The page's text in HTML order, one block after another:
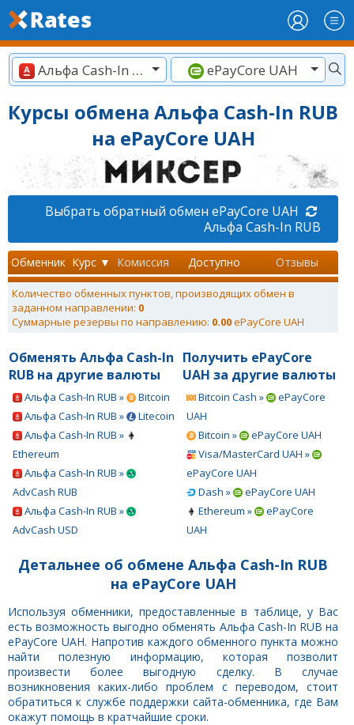
Альфа Cash-In RUB ePayCore UAH
Курсы обмена Альфа Cash-In RUB
на ePayCore UAH
Выбрать обратный обмен ePayCore UAH
Альфа Cash-In RUB
Обменник Курс ▼ Комиссия Доступно Отзывы
Количество обменных пунктов, производящих обмен в
заданном направлении: 0
Суммарные резервы по направлению: 0.00ePayCore UAH
Обменять Альфа Cash-In
RUB на другие валюты
Альфа Cash-In RUB »
Bitcoin
Альфа Cash-In RUB »
Litecoin
Альфа Cash-In RUB »
Ethereum
Альфа Cash-In RUB »
AdvCash RUB
Альфа Cash-In RUB »
AdvCash USD
Получить ePayCore
UAH за другие валюты
Bitcoin Cash »
ePayCore
UAH
Bitcoin »
ePayCore UAH
Visa/MasterCard UAH »
ePayCore UAH
Dash »
ePayCore UAH
Ethereum »
ePayCore
UAH
Детальнее об обмене Альфа Cash-In RUB
на ePayCore UAH
Используя обменники, предоставленные в таблице, у Вас
есть возможность выгодно обменять Альфа Cash-In RUB на
ePayCore UAH. Напротив каждого обменного пункта можно
найти полезную информацию, которая позволит
произвести более выгодную сделку. В случае
возникновения каких-либо проблем с переводом, стоит
обратиться к службе поддержки сайта-обменника, где Вам
окажут помощь в кратчайшие сроки.